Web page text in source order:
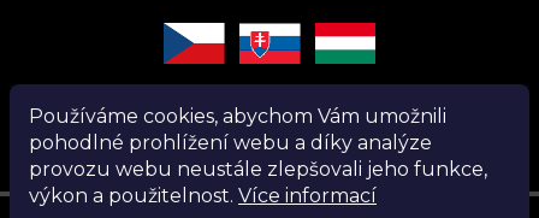
Používáme cookies, abychom Vám umožnili
pohodlné prohlížení webu a díky analýze
provozu webu neustále zlepšovali jeho funkce,
výkon a použitelnost. Více informací